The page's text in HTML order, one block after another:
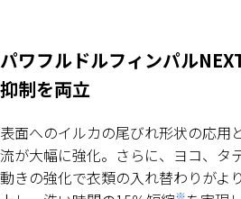
パワフルドルフィンパル
抑制を両立
表面へのイルカの尾びれ形状の応用
流が大幅に強化。さらに、ヨコ、タ
動きの強化で衣類の入れ替わりがよ